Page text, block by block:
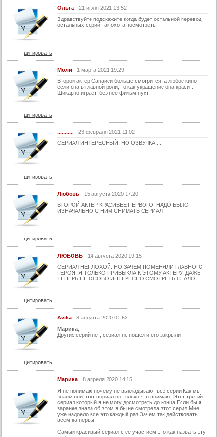
24 серия (суб)
25 серия (суб)
26 серия (суб)
27 серия (суб)
29 серия (суб)
30 серия (суб)
32 серия (суб)
33 серия (суб)
34 серия (суб)
35 серия (суб)
36 серия (суб)
38 серия (суб)
39 серия (суб)
41 серия (суб)
42 серия (суб)
43 серия (суб)
44 серия (суб)
45 серия (суб)
47 серия (суб)
48 серия (суб)
50 серия (суб)
52 серия (суб)
53 серия (суб)
54 серия (суб)
Ольга
21 июля 2021 13:52
Здравствуйте подскажите когда будет остальной перевод
остальных серий так охота посмотреть
цитировать
Моли
1 марта 2021 19:29
Второй актёр Санайей больше смотрится, а любое кино
если она в главной роли, то как украшение она красит.
Шикарно играет, без неё фильм пуст
цитировать
...........
23 февраля 2021 11:02
СЕРИАЛ ИНТЕРЕСНЫЙ, НО ОЗВУЧКА....
цитировать
Любовь
15 августа 2020 17:20
ВТОРОЙ АКТЕР КРАСИВЕЕ ПЕРВОГО, НАДО БЫЛО
ИЗНАЧАЛЬНО С НИМ СНИМАТЬ СЕРИАЛ.
цитировать
ЛЮБОВЬ
14 августа 2020 19:15
СЕРИАЛ НЕПЛОХОЙ. НО ЗАЧЕМ ПОМЕНЯЛИ ГЛАВНОГО
ГЕРОЯ. Я ТОЛЬКО ПРИВЫКЛА К ЭТОМУ АКТЕРУ, ДАЖЕ
ТЕПЕРЬ НЕ ОСОБО ИНТЕРЕСНО СМОТРЕТЬ СТАЛО.
цитировать
Avika
8 августа 2020 01:53
Марина
Других серий нет, сериал не пошёл и его закрыли
цитировать
Марина
8 апреля 2020 14:15
Я не понимаю почему не выкладывают все серии.Как мы
знаем они этот сериал не только что снимают.Этот третий
сериал который я не могу досмотреть до конца.Если бы я
заранее знала об этом я бы не смотрела этот серил.Мне
уже надоело все это каждый раз.Зачем так действовать
всем на нервы.
Самый красивый сериал с её участием это как назвать эту